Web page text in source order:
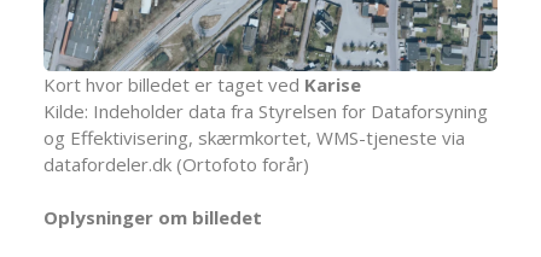
Kort hvor billedet er taget ved Karise
Kilde: Indeholder data fra Styrelsen for Dataforsyning
og Effektivisering, skærmkortet, WMS-tjeneste via
datafordeler.dk (Ortofoto forår)
Oplysninger om billedet